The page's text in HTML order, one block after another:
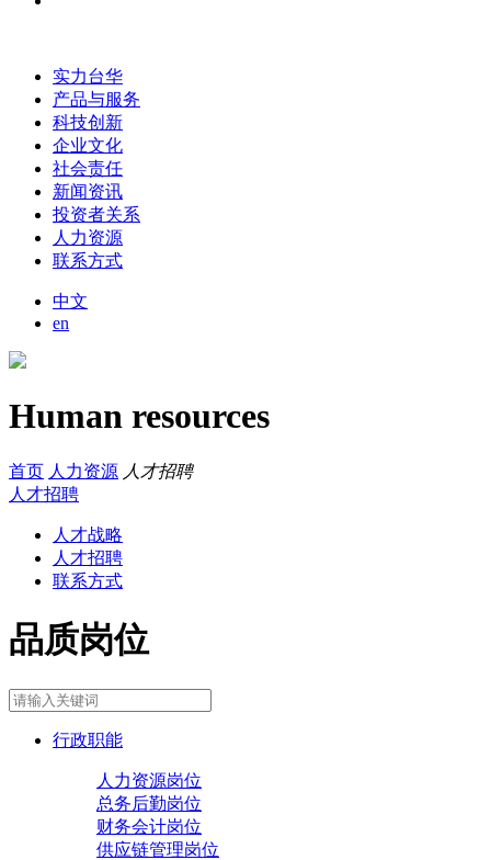
实力台华
产品与服务
科技创新
企业文化
社会责任
新闻资讯
投资者关系
人力资源
联系方式
中文
en
Human resources
首页 人力资源 人才招聘
人才招聘
人才战略
人才招聘
联系方式
品质岗位
行政职能
人力资源岗位
总务后勤岗位
财务会计岗位
供应链管理岗位